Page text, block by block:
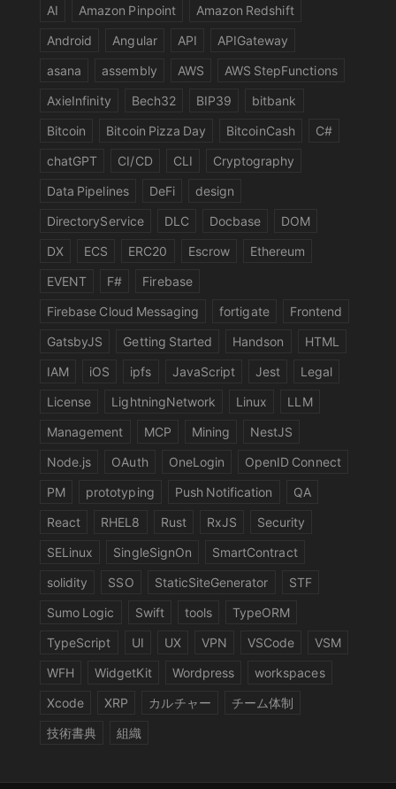
AI Amazon Pinpoint
Amazon Redshift
Android
Angular API
APIGateway
asana
assembly AWS
AWS StepFunctions
AxieInfinity
Bech32 BIP39
bitbank
Bitcoin
Bitcoin Pizza Day BitcoinCash
C#
chatGPT
CI/CD CLI
Cryptography
Data Pipelines
DeFi
design
DirectoryService
DLC Docbase
DOM
DX
ECS ERC20 Escrow
Ethereum
EVENT
F#
Firebase
Firebase Cloud Messaging
fortigate
Frontend
GatsbyJS
Getting Started Handson
HTML
IAM
iOS ipfs JavaScript Jest
Legal
License
LightningNetwork Linux
LLM
Management
MCP Mining
NestJS
Node.js
OAuth OneLogin
OpenID Connect
PM
prototyping Push Notification
QA
React
RHEL8 Rust RxJS
Security
SELinux
SingleSignOn
SmartContract
solidity
SSO StaticSiteGenerator
STF
Sumo Logic
Swift tools
TypeORM
TypeScript
UI UX VPN VSCode
VSM
WFH
WidgetKit Wordpress
workspaces
Xcode
XRP カルチャー
チーム体制
技術書典
組織